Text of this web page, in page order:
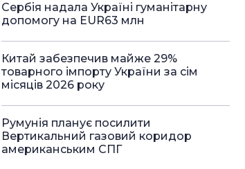
Сербія надала Україні гуманітарну
допомогу на EUR63 млн
Китай забезпечив майже 29%
товарного імпорту України за сім
місяців 2026 року
Румунія планує посилити
Вертикальний газовий коридор
американським СПГ